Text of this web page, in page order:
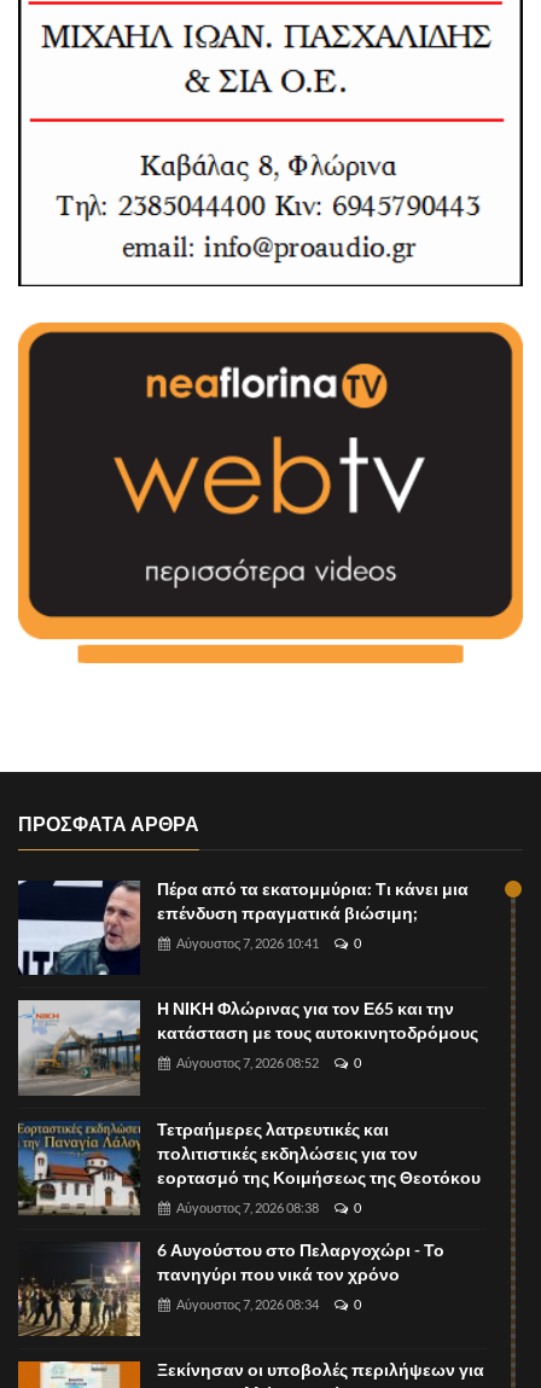
ΠΡΟΣΦΑΤΑ ΑΡΘΡΑ
Πέρα από τα εκατομμύρια: Τι κάνει μια
επένδυση πραγματικά βιώσιμη;
Αύγουστος 7, 2026 10:41 0
Η ΝΙΚΗ Φλώρινας για τον Ε65 και την
κατάσταση με τους αυτοκινητοδρόμους
Αύγουστος 7, 2026 08:52 0
Τετραήμερες λατρευτικές και
πολιτιστικές εκδηλώσεις για τον
εορτασμό της Κοιμήσεως της Θεοτόκου
Αύγουστος 7, 2026 08:38 0
6 Αυγούστου στο Πελαργοχώρι - Το
πανηγύρι που νικά τον χρόνο
Αύγουστος 7, 2026 08:34 0
Ξεκίνησαν οι υποβολές περιλήψεων για